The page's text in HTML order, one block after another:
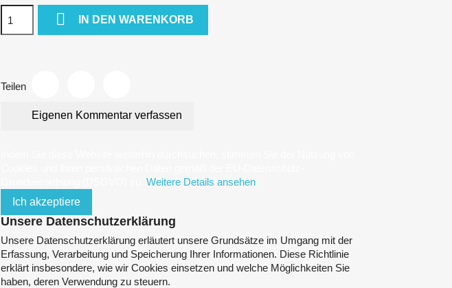
 IN DEN WARENKORB
Teilen
Eigenen Kommentar verfassen
Weitere Details ansehen
Ich akzeptiere
Unsere Datenschutzerklärung
Unsere Datenschutzerklärung erläutert unsere Grundsätze im Umgang mit der
Erfassung, Verarbeitung und Speicherung Ihrer Informationen. Diese Richtlinie
erklärt insbesondere, wie wir Cookies einsetzen und welche Möglichkeiten Sie
haben, deren Verwendung zu steuern.